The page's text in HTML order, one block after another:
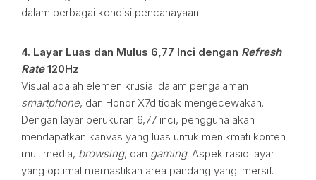
dalam berbagai kondisi pencahayaan.
4. Layar Luas dan Mulus 6,77 Inci dengan Refresh
Rate120Hz
Visual adalah elemen krusial dalam pengalaman
smartphone, dan Honor X7d tidak mengecewakan.
Dengan layar berukuran 6,77 inci, pengguna akan
mendapatkan kanvas yang luas untuk menikmati konten
multimedia, browsing, dan gaming. Aspek rasio layar
yang optimal memastikan area pandang yang imersif.